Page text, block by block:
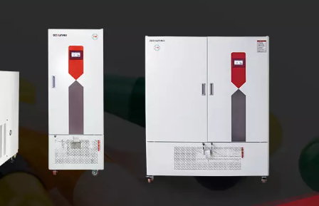
português
日本語